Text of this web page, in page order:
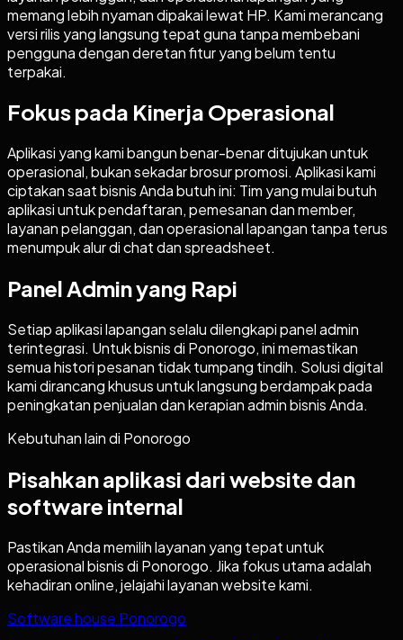
memang lebih nyaman dipakai lewat HP. Kami merancang
versi rilis yang langsung tepat guna tanpa membebani
pengguna dengan deretan fitur yang belum tentu
terpakai.
Fokus pada Kinerja Operasional
Aplikasi yang kami bangun benar-benar ditujukan untuk
operasional, bukan sekadar brosur promosi. Aplikasi kami
ciptakan saat bisnis Anda butuh ini: Tim yang mulai butuh
aplikasi untuk pendaftaran, pemesanan dan member,
layanan pelanggan, dan operasional lapangan tanpa terus
menumpuk alur di chat dan spreadsheet.
Panel Admin yang Rapi
Setiap aplikasi lapangan selalu dilengkapi panel admin
terintegrasi. Untuk bisnis di Ponorogo, ini memastikan
semua histori pesanan tidak tumpang tindih. Solusi digital
kami dirancang khusus untuk langsung berdampak pada
peningkatan penjualan dan kerapian admin bisnis Anda.
Kebutuhan lain di Ponorogo
Pisahkan aplikasi dari website dan
software internal
Pastikan Anda memilih layanan yang tepat untuk
operasional bisnis di Ponorogo. Jika fokus utama adalah
kehadiran online, jelajahi layanan website kami.
Software house Ponorogo